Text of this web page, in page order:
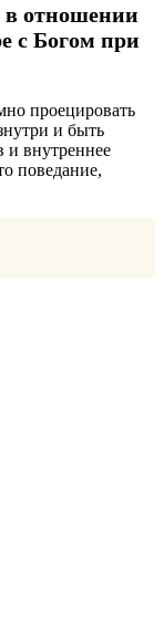
в отношении
с Богом при
проецировать
и быть
и внутреннее
поведание,